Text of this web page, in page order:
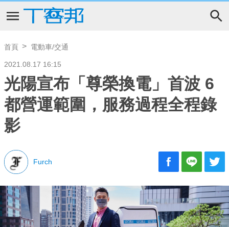
首頁 電動車/交通
2021.08.17 16:15
光陽宣布「尊榮換電」首波 6
都營運範圍，服務過程全程錄
影
Furch